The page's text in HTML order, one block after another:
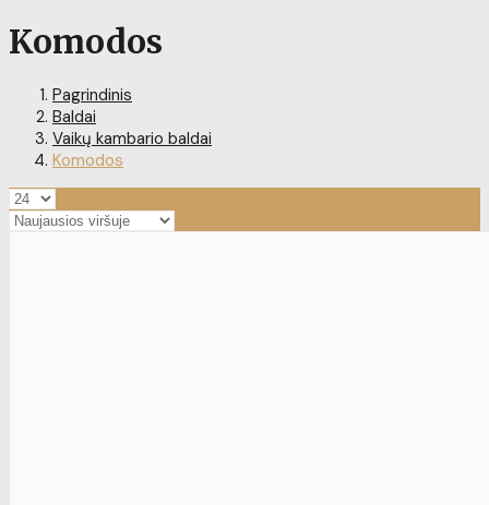
Komodos
Pagrindinis
Baldai
Vaikų kambario baldai
Komodos